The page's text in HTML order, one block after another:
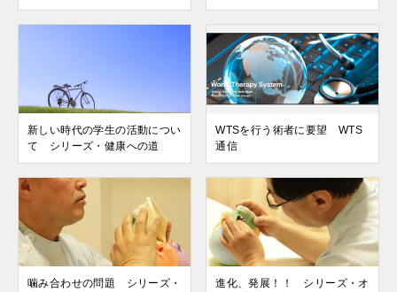
新しい時代の学生の活動につい
て シリーズ・健康への道
WTSを行う術者に要望 WTS
通信
噛み合わせの問題 シリーズ・
進化、発展！！ シリーズ・オ